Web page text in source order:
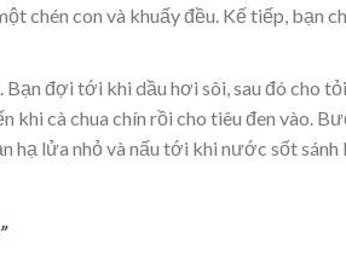
chén con và khuấy đều. Kế tiếp, bạn
đợi tới khi dầu hơi sôi, sau đó cho tỏi
khi cà chua chín rồi cho tiêu đen vào.
hạ lửa nhỏ và nấu tới khi nước sốt sánh